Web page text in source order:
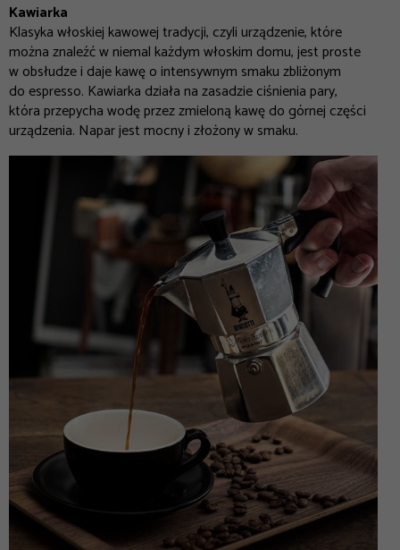
Kawiarka
Klasyka włoskiej kawowej tradycji, czyli urządzenie, które
można znaleźć w niemal każdym włoskim domu, jest proste
w obsłudze i daje kawę o intensywnym smaku zbliżonym
do espresso. Kawiarka działa na zasadzie ciśnienia pary,
która przepycha wodę przez zmieloną kawę do górnej części
urządzenia. Napar jest mocny i złożony w smaku.